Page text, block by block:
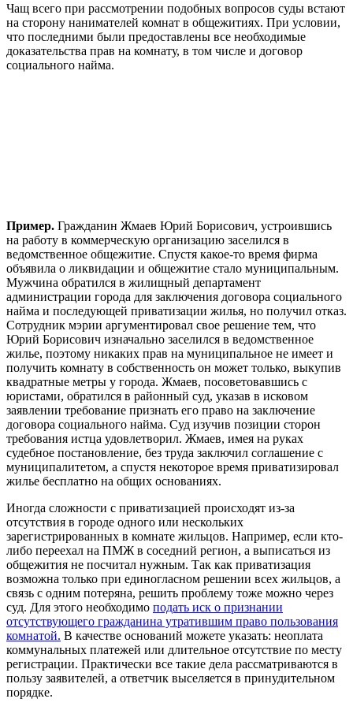
Чащ всего при рассмотрении подобных вопросов суды встают
на сторону нанимателей комнат в общежитиях. При условии,
что последними были предоставлены все необходимые
доказательства прав на комнату, в том числе и договор
социального найма.
Пример. Гражданин Жмаев Юрий Борисович, устроившись
на работу в коммерческую организацию заселился в
ведомственное общежитие. Спустя какое-то время фирма
объявила о ликвидации и общежитие стало муниципальным.
Мужчина обратился в жилищный департамент
администрации города для заключения договора социального
найма и последующей приватизации жилья, но получил отказ.
Сотрудник мэрии аргументировал свое решение тем, что
Юрий Борисович изначально заселился в ведомственное
жилье, поэтому никаких прав на муниципальное не имеет и
получить комнату в собственность он может только, выкупив
квадратные метры у города. Жмаев, посоветовавшись с
юристами, обратился в районный суд, указав в исковом
заявлении требование признать его право на заключение
договора социального найма. Суд изучив позиции сторон
требования истца удовлетворил. Жмаев, имея на руках
судебное постановление, без труда заключил соглашение с
муниципалитетом, а спустя некоторое время приватизировал
жилье бесплатно на общих основаниях.
Иногда сложности с приватизацией происходят из-за
отсутствия в городе одного или нескольких
зарегистрированных в комнате жильцов. Например, если кто-
либо переехал на ПМЖ в соседний регион, а выписаться из
общежития не посчитал нужным. Так как приватизация
возможна только при единогласном решении всех жильцов, а
связь с одним потеряна, решить проблему тоже можно через
суд. Для этого необходимо подать иск о признании
отсутствующего гражданина утратившим право пользования
комнатой. В качестве оснований можете указать: неоплата
коммунальных платежей или длительное отсутствие по месту
регистрации. Практически все такие дела рассматриваются в
пользу заявителей, а ответчик выселяется в принудительном
порядке.